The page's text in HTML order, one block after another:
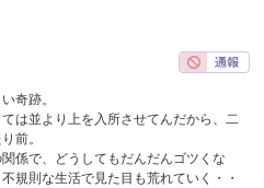
奇跡。
は並より上を入所させてんだから、二
前。
係で、どうしてもだんだんゴツくな
規則な生活で見た目も荒れていく・・